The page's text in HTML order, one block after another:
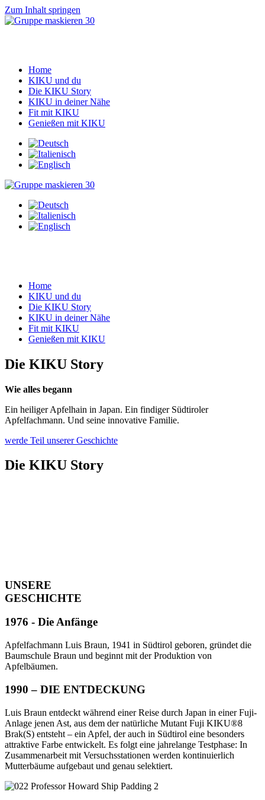
Zum Inhalt springen
Home
KIKU und du
Die KIKU Story
KIKU in deiner Nähe
Fit mit KIKU
Genießen mit KIKU
Home
KIKU und du
Die KIKU Story
KIKU in deiner Nähe
Fit mit KIKU
Genießen mit KIKU
Die KIKU Story
Wie alles begann
Ein heiliger Apfelhain in Japan. Ein findiger Südtiroler
Apfelfachmann. Und seine innovative Familie.
werde Teil unserer Geschichte
Die KIKU Story
UNSERE
GESCHICHTE
1976 - Die Anfänge
Apfelfachmann Luis Braun, 1941 in Südtirol geboren, gründet die
Baumschule Braun und beginnt mit der Produktion von
Apfelbäumen.
1990 – DIE ENTDECKUNG
Luis Braun entdeckt während einer Reise durch Japan in einer Fuji-
Anlage jenen Ast, aus dem der natürliche Mutant Fuji KIKU®8
Brak(S) entsteht – ein Apfel, der auch in Südtirol eine besonders
attraktive Farbe entwickelt. Es folgt eine jahrelange Testphase: In
Zusammenarbeit mit Versuchsstationen werden kontinuierlich
Mutterbäume aufgebaut und genau selektiert.